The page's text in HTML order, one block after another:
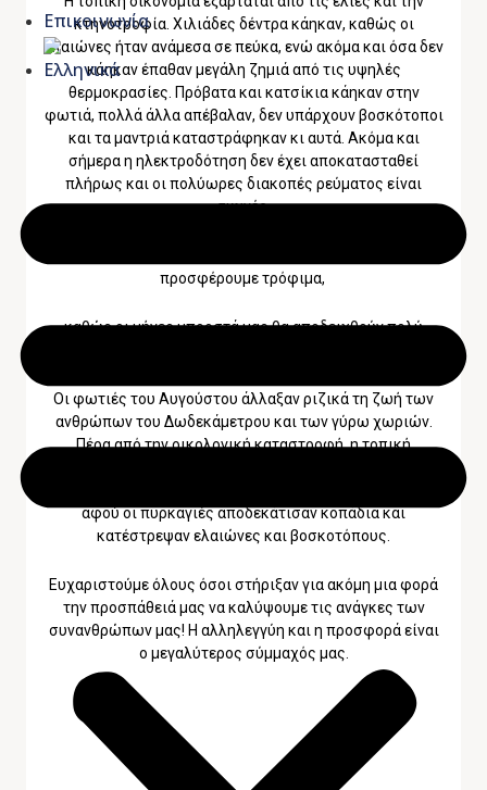
Επικοινωνία
κτηνοτροφία. Χιλιάδες δέντρα κάηκαν, καθώς οι
ελαιώνες ήταν ανάμεσα σε πεύκα, ενώ ακόμα και όσα δεν
κάηκαν έπαθαν μεγάλη ζημιά από τις υψηλές
θερμοκρασίες. Πρόβατα και κατσίκια κάηκαν στην
φωτιά, πολλά άλλα απέβαλαν, δεν υπάρχουν βοσκότοποι
και τα μαντριά καταστράφηκαν κι αυτά. Ακόμα και
σήμερα η ηλεκτροδότηση δεν έχει αποκατασταθεί
πλήρως και οι πολύωρες διακοπές ρεύματος είναι
συχνές.
προσφέρουμε τρόφιμα,
καθώς οι μήνες μπροστά μας θα αποδειχθούν πολύ
Οι φωτιές του Αυγούστου άλλαξαν ριζικά τη ζωή των
ανθρώπων του Δωδεκάμετρου και των γύρω χωριών.
Πέρα από την οικολογική καταστροφή, η τοπική
αφού οι πυρκαγιές αποδεκάτισαν κοπάδια και
κατέστρεψαν ελαιώνες και βοσκοτόπους.
Ευχαριστούμε όλους όσοι στήριξαν για ακόμη μια φορά
την προσπάθειά μας να καλύψουμε τις ανάγκες των
συνανθρώπων μας! Η αλληλεγγύη και η προσφορά είναι
ο μεγαλύτερος σύμμαχός μας.